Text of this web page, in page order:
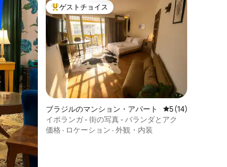
大好評のゲストチョイスです。
ゲストチョイス
ブラジルのマンション・アパート レビュー14件、5
5 (14)
イポランガ - 街の写真 - バランダとアク
価格 · ロケーション · 外観・内装